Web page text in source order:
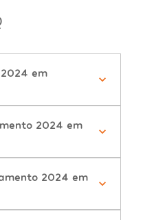
em
2024 em
2024 em